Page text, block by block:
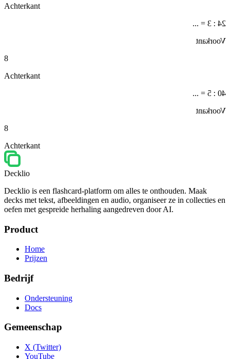
Achterkant
24 : 3 = ...
Voorkant
8
Achterkant
40 : 5 = ...
Voorkant
8
Achterkant
Decklio
Decklio is een flashcard-platform om alles te onthouden. Maak
decks met tekst, afbeeldingen en audio, organiseer ze in collecties en
oefen met gespreide herhaling aangedreven door AI.
Product
Home
Prijzen
Bedrijf
Ondersteuning
Docs
Gemeenschap
X (Twitter)
YouTube